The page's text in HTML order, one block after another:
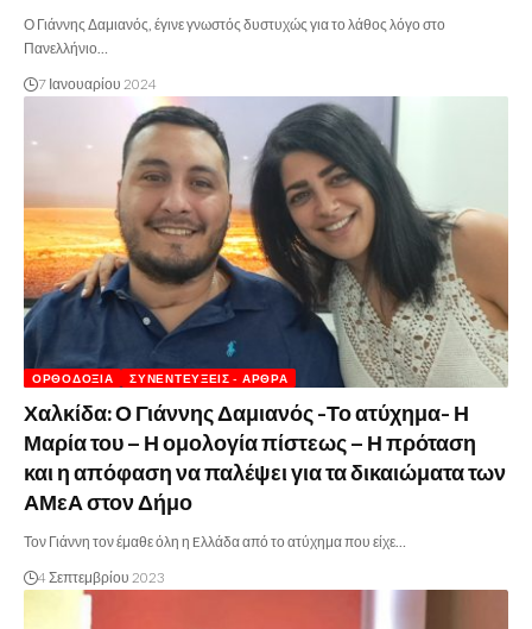
Ο Γιάννης Δαμιανός, έγινε γνωστός δυστυχώς για το λάθος λόγο στο
Πανελλήνιο…
7 Ιανουαρίου 2024
ΟΡΘΟΔΟΞΊΑ ΣΥΝΕΝΤΕΎΞΕΙΣ - ΆΡΘΡΑ
Χαλκίδα: Ο Γιάννης Δαμιανός -Το ατύχημα- Η
Μαρία του – Η ομολογία πίστεως – Η πρόταση
και η απόφαση να παλέψει για τα δικαιώματα των
ΑΜεΑ στον Δήμο
Τον Γιάννη τον έμαθε όλη η Eλλάδα από το ατύχημα που είχε…
4 Σεπτεμβρίου 2023